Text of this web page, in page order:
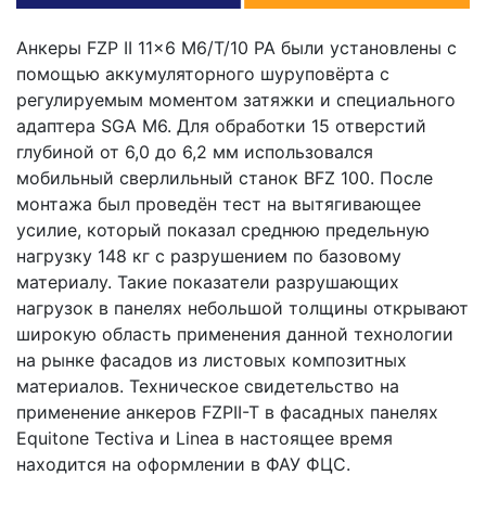
Анкеры FZP II 11x6 М6/T/10 PA были установлены с
помощью аккумуляторного шуруповёрта с
регулируемым моментом затяжки и специального
адаптера SGA M6. Для обработки 15 отверстий
глубиной от 6,0 до 6,2 мм использовался
мобильный сверлильный станок BFZ 100. После
монтажа был проведён тест на вытягивающее
усилие, который показал среднюю предельную
нагрузку 148 кг с разрушением по базовому
материалу. Такие показатели разрушающих
нагрузок в панелях небольшой толщины открывают
широкую область применения данной технологии
на рынке фасадов из листовых композитных
материалов. Техническое свидетельство на
применение анкеров FZPII-T в фасадных панелях
Equitone Tectiva и Linea в настоящее время
находится на оформлении в ФАУ ФЦС.